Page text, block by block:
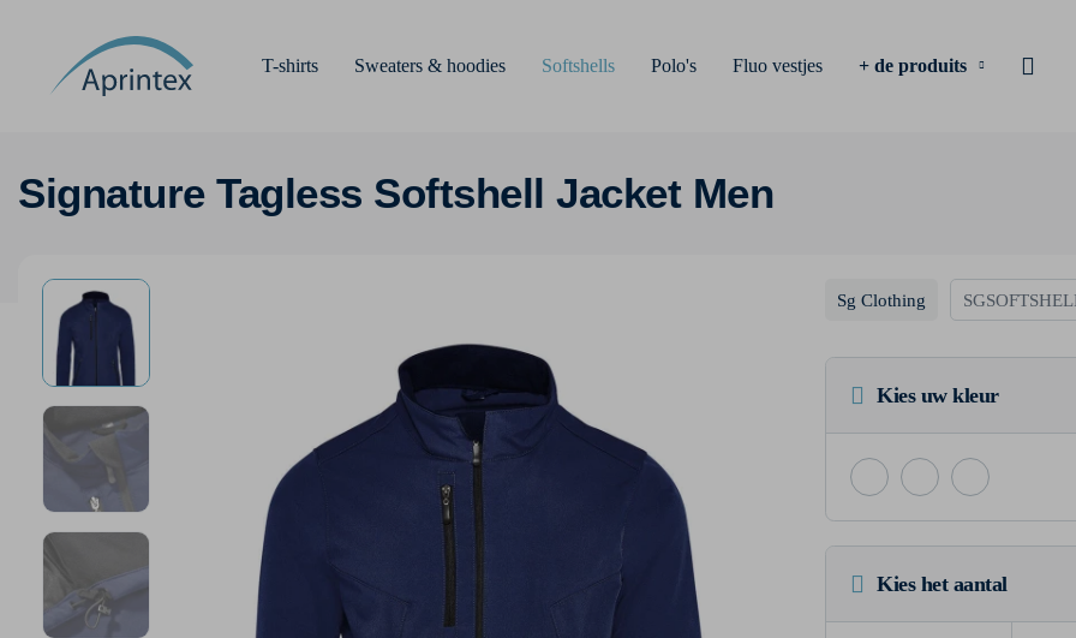
T-shirts Sweaters & hoodies Softshells Polo's Fluo vestjes + de produits
Signature Tagless Softshell Jacket Men
Sg Clothing
Kies uw kleur
Kies het aantal